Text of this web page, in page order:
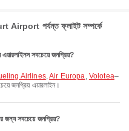
Airport পর্যন্ত ফ্লাইট সম্পর্কে
এয়ারলাইনস সবচেয়ে জনপ্রিয়?
Airlines,Air Europa, Volotea–
জনপ্রিয় এয়ারলাইন।
সবচেয়ে জনপ্রিয়?